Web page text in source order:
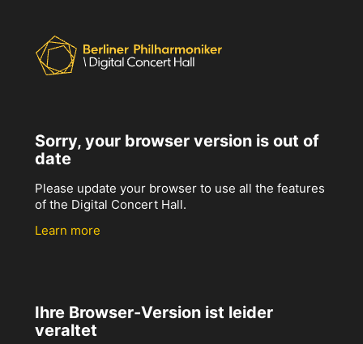
Sorry, your browser version is out of
date
Please update your browser to use all the features
of the Digital Concert Hall.
Learn more
Ihre Browser-Version ist leider
veraltet